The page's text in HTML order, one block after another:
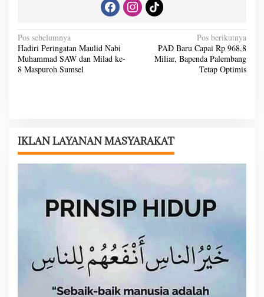
N
a
v
s
i
Pos sebelumnya
Hadiri Peringatan Maulid Nabi
Muhammad SAW dan Milad ke-
8 Maspuroh Sumsel
Pos berikutnya
PAD Baru Capai Rp 968,8
Miliar, Bapenda Palembang
Tetap Optimis
IKLAN LAYANAN MASYARAKAT